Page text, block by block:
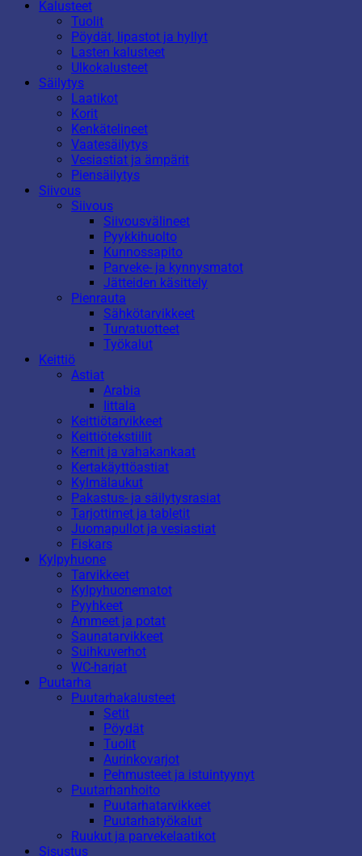
Kalusteet
Tuolit
Pöydät, lipastot ja hyllyt
Lasten kalusteet
Ulkokalusteet
Säilytys
Laatikot
Korit
Kenkätelineet
Vaatesäilytys
Vesiastiat ja ämpärit
Piensäilytys
Siivous
Siivous
Siivousvälineet
Pyykkihuolto
Kunnossapito
Parveke- ja kynnysmatot
Jätteiden käsittely
Pienrauta
Sähkötarvikkeet
Turvatuotteet
Työkalut
Keittiö
Astiat
Arabia
Iittala
Keittiötarvikkeet
Keittiötekstiilit
Kernit ja vahakankaat
Kertakäyttöastiat
Kylmälaukut
Pakastus- ja säilytysrasiat
Tarjottimet ja tabletit
Juomapullot ja vesiastiat
Fiskars
Kylpyhuone
Tarvikkeet
Kylpyhuonematot
Pyyhkeet
Ammeet ja potat
Saunatarvikkeet
Suihkuverhot
WC-harjat
Puutarha
Puutarhakalusteet
Setit
Pöydät
Tuolit
Aurinkovarjot
Pehmusteet ja istuintyynyt
Puutarhanhoito
Puutarhatarvikkeet
Puutarhatyökalut
Ruukut ja parvekelaatikot
Sisustus